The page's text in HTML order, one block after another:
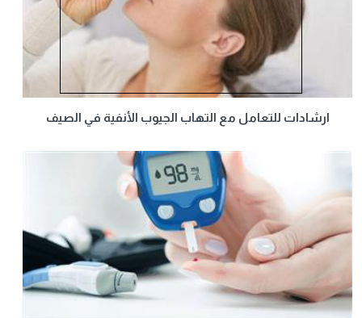
ارشادات للتعامل مع التهاب الجيوب الأنفية في الصيف